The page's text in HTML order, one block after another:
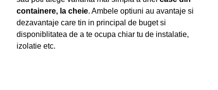
containere, la cheie. Ambele optiuni au avantaje si
dezavantaje care tin in principal de buget si
disponiblitatea de a te ocupa chiar tu de instalatie,
izolatie etc.